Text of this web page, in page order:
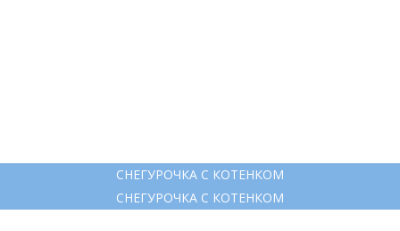
СНЕГУРОЧКА С КОТЕНКОМ
СНЕГУРОЧКА С КОТЕНКОМ